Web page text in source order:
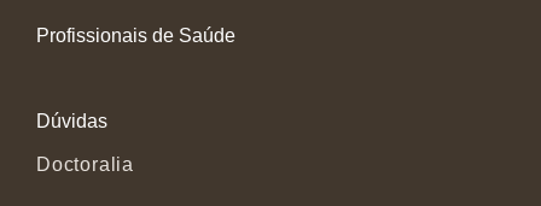
Profissionais de Saúde
Dúvidas
Doctoralia